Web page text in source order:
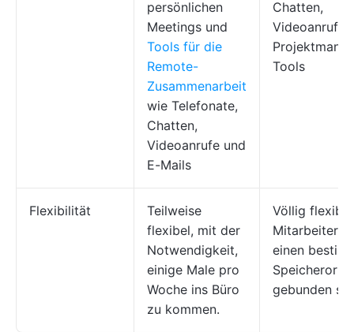
persönlichen
Meetings und
Tools für die
Remote-
Zusammenarbeit
wie Telefonate,
Chatten,
Videoanrufe und
E-Mails
Chatten,
Videoanrufe
Tools
Flexibilität
Teilweise
flexibel, mit der
Notwendigkeit,
einige Male pro
Woche ins Büro
zu kommen.
Völlig
Mitarbeiter
einen
Speicherort
gebunden